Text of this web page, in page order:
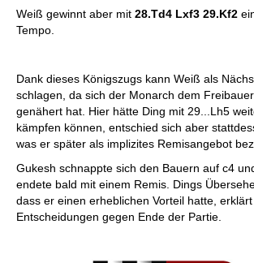
Weiß gewinnt aber mit 28.Td4 Lxf3 29.Kf2
Tempo.
Dank dieses Königszugs kann Weiß als
schlagen, da sich der Monarch dem
genähert hat. Hier hätte Ding mit 29...Lh5
kämpfen können, entschied sich aber
was er später als implizites Remisangebot
Gukesh schnappte sich den Bauern auf c4
endete bald mit einem Remis. Dings
dass er einen erheblichen Vorteil hatte,
Entscheidungen gegen Ende der Partie.